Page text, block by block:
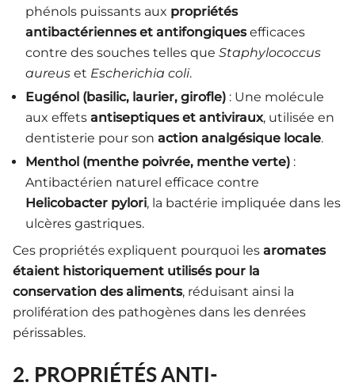
phénols puissants aux propriétés
antibactériennes et antifongiquesefficaces
contre des souches telles que Staphylococcus
aureus et Escherichia coli.
Eugénol (basilic, laurier, girofle) : Une molécule
aux effets antiseptiques et antiviraux, utilisée en
dentisterie pour son action analgésique locale.
Menthol (menthe poivrée, menthe verte) :
Antibactérien naturel efficace contre
Helicobacter pylori, la bactérie impliquée dans les
ulcères gastriques.
Ces propriétés expliquent pourquoi les aromates
étaient historiquement utilisés pour la
conservation des aliments, réduisant ainsi la
prolifération des pathogènes dans les denrées
périssables.
2. PROPRIÉTÉS ANTI-